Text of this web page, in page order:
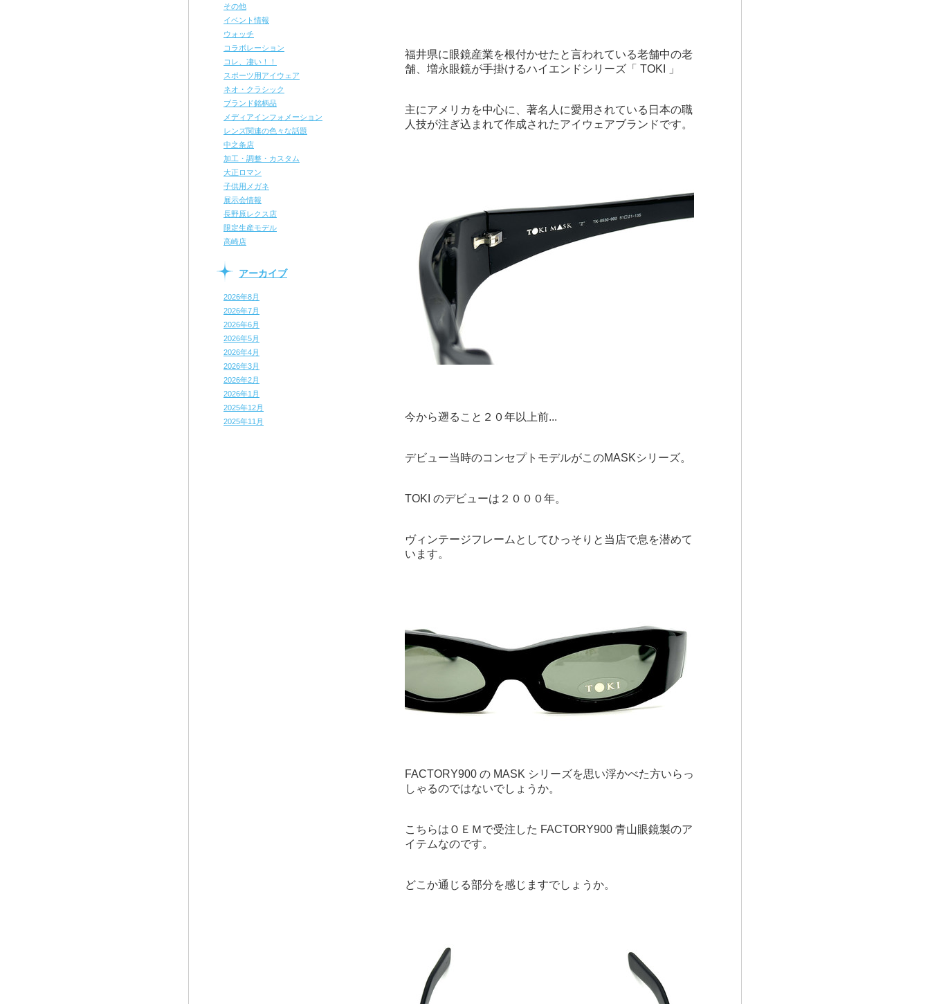
その他
イベント情報
ウォッチ
コラボレーション
コレ、凄い！！
スポーツ用アイウェア
ネオ・クラシック
ブランド銘柄品
メディアインフォメーション
レンズ関連の色々な話題
中之条店
加工・調整・カスタム
大正ロマン
子供用メガネ
展示会情報
長野原レクス店
限定生産モデル
高崎店
アーカイブ
2026年8月
2026年7月
2026年6月
2026年5月
2026年4月
2026年3月
2026年2月
2026年1月
2025年12月
2025年11月
福井県に眼鏡産業を根付かせたと言われている老舗中の老
舗、増永眼鏡が手掛けるハイエンドシリーズ「 TOKI 」
主にアメリカを中心に、著名人に愛用されている日本の職
人技が注ぎ込まれて作成されたアイウェアブランドです。
今から遡ること２０年以上前...
デビュー当時のコンセプトモデルがこのMASKシリーズ。
TOKI のデビューは２０００年。
ヴィンテージフレームとしてひっそりと当店で息を潜めて
います。
FACTORY900 の MASK シリーズを思い浮かべた方いらっ
しゃるのではないでしょうか。
こちらはＯＥＭで受注した FACTORY900 青山眼鏡製のア
イテムなのです。
どこか通じる部分を感じますでしょうか。